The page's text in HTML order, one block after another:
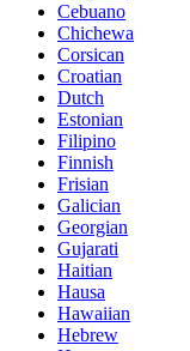
Cebuano
Chichewa
Corsican
Croatian
Dutch
Estonian
Filipino
Finnish
Frisian
Galician
Georgian
Gujarati
Haitian
Hausa
Hawaiian
Hebrew